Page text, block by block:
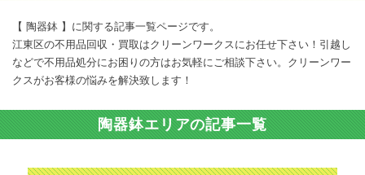
【 陶器鉢 】に関する記事一覧ページです。
江東区の不用品回収・買取はクリーンワークスにお任せ下さい！引越し
などで不用品処分にお困りの方はお気軽にご相談下さい。クリーンワー
クスがお客様の悩みを解決致します！
陶器鉢エリアの記事一覧